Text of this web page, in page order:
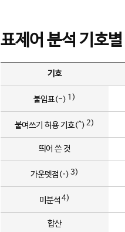
표제어 분석 기호
기호
붙임표(-) 1)
붙여쓰기 허용 기호(^) 2)
띄어 쓴 것
가운뎃점(·) 3)
미분석 4)
합산